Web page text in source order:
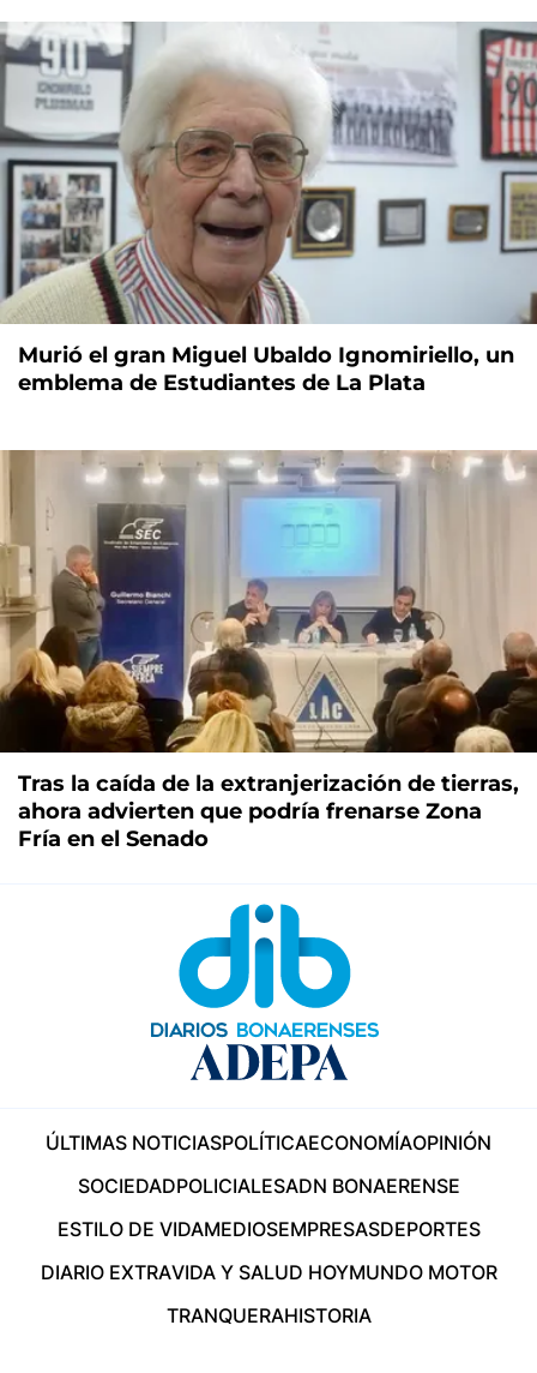
Murió el gran Miguel Ubaldo Ignomiriello, un
emblema de Estudiantes de La Plata
Tras la caída de la extranjerización de tierras,
ahora advierten que podría frenarse Zona
Fría en el Senado
ÚLTIMAS NOTICIASPOLÍTICAECONOMÍAOPINIÓN
SOCIEDADPOLICIALESADN BONAERENSE
ESTILO DE VIDAMEDIOSEMPRESASDEPORTES
DIARIO EXTRAVIDA Y SALUD HOYMUNDO MOTOR
TRANQUERAHISTORIA